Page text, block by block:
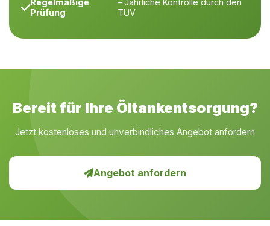
Regelmäßige
Prüfung
– Jährliche Kontrolle durch den
TÜV
Bereit für Ihre Öltankentsorgung?
Jetzt kostenloses und unverbindliches Angebot anfordern
Angebot anfordern